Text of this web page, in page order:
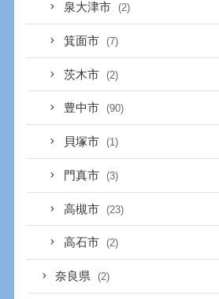
泉大津市 (2)
箕面市 (7)
茨木市 (2)
豊中市 (90)
貝塚市 (1)
門真市 (3)
高槻市 (23)
高石市 (2)
奈良県 (2)